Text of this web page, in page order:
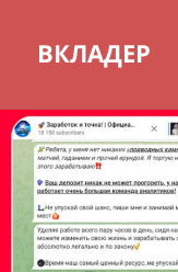
ВКЛАДЕР